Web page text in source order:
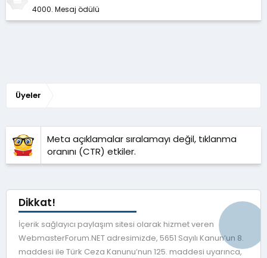
4000. Mesaj ödülü
Üyeler
Meta açıklamalar sıralamayı değil, tıklanma
oranını (CTR) etkiler.
Dikkat!
İçerik sağlayıcı paylaşım sitesi olarak hizmet veren
WebmasterForum.NET adresimizde, 5651 Sayılı Kanun’un 8.
maddesi ile Türk Ceza Kanunu’nun 125. maddesi uyarınca,